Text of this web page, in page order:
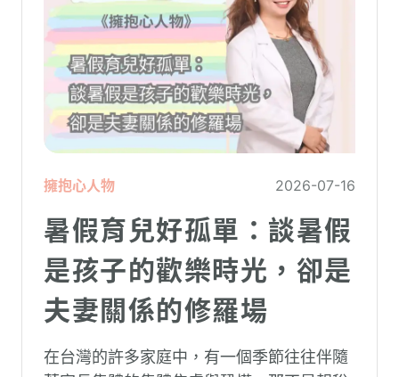
擁抱心人物 2026-07-16
暑假育兒好孤單：談暑假
是孩子的歡樂時光，卻是
夫妻關係的修羅場
在台灣的許多家庭中，有一個季節往往伴隨